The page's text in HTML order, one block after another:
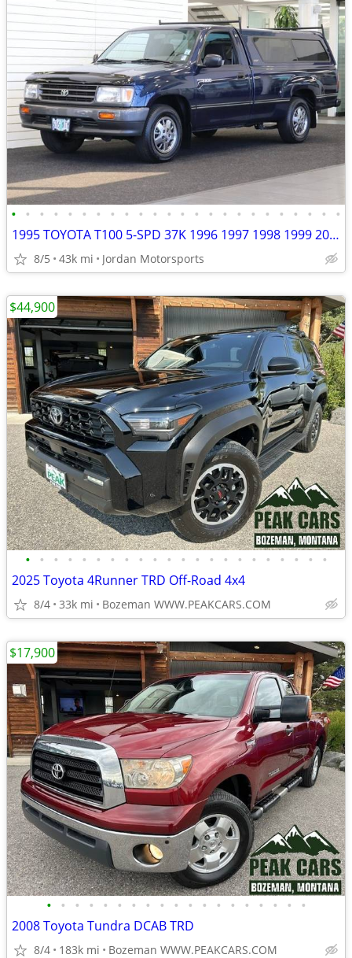
• • • • • • • • • • • • • • • • • • • • • • • •
1995 TOYOTA T100 5-SPD 37K 1996 1997 1998 1999 2000 2001 tundra tacoma
8/5 43k mi Jordan Motorsports
• • • • • • • • • • • • • • • • • • • • • •
2025 Toyota 4Runner TRD Off-Road 4x4
8/4 33k mi Bozeman WWW.PEAKCARS.COM
$44,900
• • • • • • • • • • • • • • • • • • •
2008 Toyota Tundra DCAB TRD
8/4 183k mi Bozeman WWW.PEAKCARS.COM
$17,900